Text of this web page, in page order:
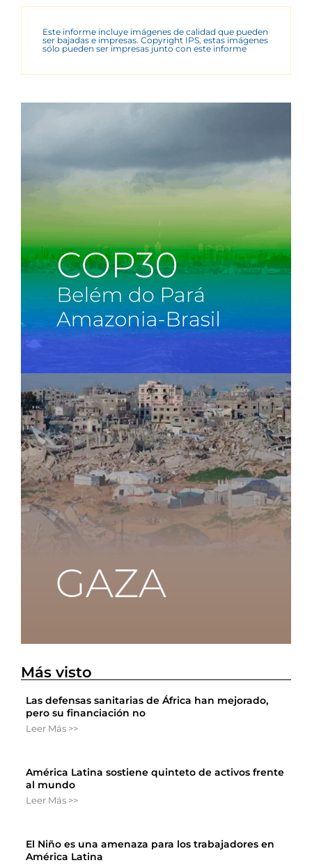
Este informe incluye imágenes de calidad que pueden
ser bajadas e impresas. Copyright IPS, estas imágenes
sólo pueden ser impresas junto con este informe
Más visto
Las defensas sanitarias de África han mejorado,
pero su financiación no
Leer Más >>
América Latina sostiene quinteto de activos frente
al mundo
Leer Más >>
El Niño es una amenaza para los trabajadores en
América Latina